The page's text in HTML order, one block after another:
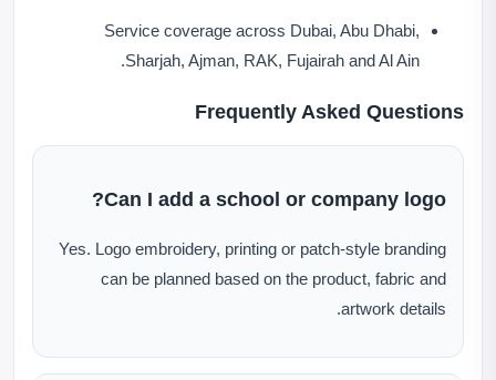
Service coverage across Dubai, Abu Dhabi,
Sharjah, Ajman, RAK, Fujairah and Al Ain.
Frequently Asked Questions
Can I add a school or company logo?
Yes. Logo embroidery, printing or patch-style branding
can be planned based on the product, fabric and
artwork details.